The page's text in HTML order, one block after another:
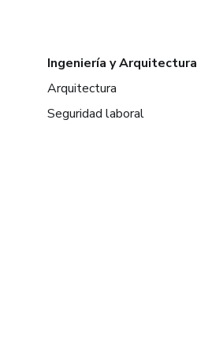
Ingeniería y Arquitectura
Arquitectura
Seguridad laboral